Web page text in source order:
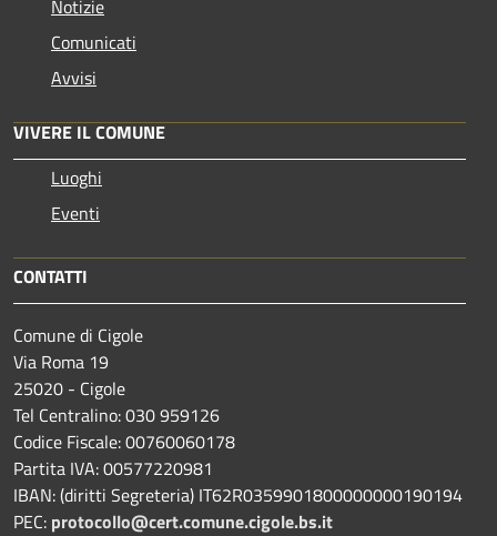
Notizie
Comunicati
Avvisi
VIVERE IL COMUNE
Luoghi
Eventi
CONTATTI
Comune di Cigole
Via Roma 19
25020 - Cigole
Tel Centralino: 030 959126
Codice Fiscale: 00760060178
Partita IVA: 00577220981
IBAN: (diritti Segreteria) IT62R0359901800000000190194
PEC: protocollo@cert.comune.cigole.bs.it